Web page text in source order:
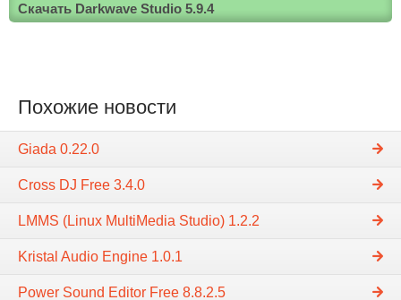
Скачать Darkwave Studio 5.9.4
Похожие новости
Giada 0.22.0
Cross DJ Free 3.4.0
LMMS (Linux MultiMedia Studio) 1.2.2
Kristal Audio Engine 1.0.1
Power Sound Editor Free 8.8.2.5